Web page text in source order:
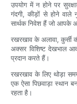
उपयोग में न होने पर
गंदगी, कीड़ों से होने
सार्थक निवेश हैं जो आपके
रखरखाव के अलावा, कुर्सी
अक्सर विशिष्ट देखभाल
प्रदान करते हैं।
रखरखाव के लिए थोड़ा
एक ऐसा पिछवाड़ा स्थान
रहता है।